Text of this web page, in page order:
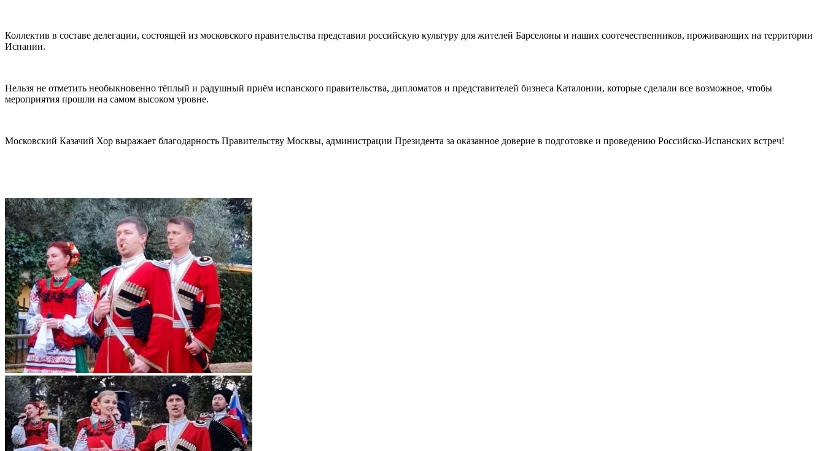
Коллектив в составе делегации, состоящей из московского правительства представил российскую культуру для жителей Барселоны и наших соотечественников, проживающих на территории
Испании.
Нельзя не отметить необыкновенно тёплый и радушный приём испанского правительства, дипломатов и представителей бизнеса Каталонии, которые сделали все возможное, чтобы
мероприятия прошли на самом высоком уровне.
Московский Казачий Хор выражает благодарность Правительству Москвы, администрации Президента за оказанное доверие в подготовке и проведению Российско-Испанских встреч!